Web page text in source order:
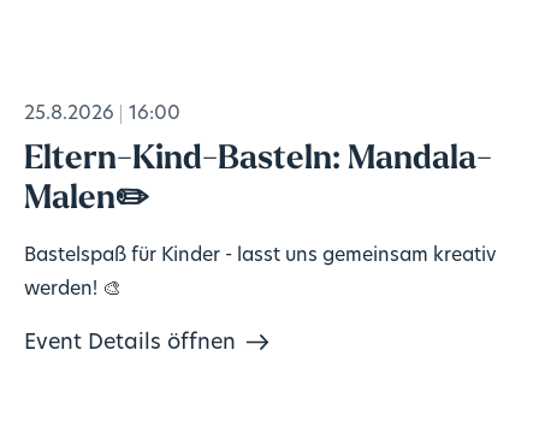
25.8.2026 16:00
Eltern-Kind-Basteln: Mandala-
Malen✏️
Bastelspaß für Kinder - lasst uns gemeinsam kreativ
werden! 🎨
Event Details öffnen